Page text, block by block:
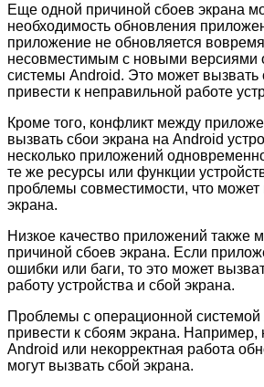
Еще одной причиной сбоев экрана
необходимость обновления
приложение не обновляется
несовместимым с новыми версиями
системы Android. Это может вызвать
привести к неправильной работе
Кроме того, конфликт между
вызвать сбои экрана на Android
несколько приложений
те же ресурсы или функции
проблемы совместимости, что может
экрана.
Низкое качество приложений также
причиной сбоев экрана. Если
ошибки или баги, то это может
работу устройства и сбой экрана.
Проблемы с операционной системой
привести к сбоям экрана. Например,
Android или некорректная работа
могут вызвать сбой экрана.